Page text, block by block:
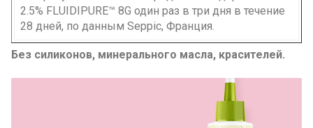
2.5% FLUIDIPURE™ 8G один раз в три дня в течение
28 дней, по данным Seppic, Франция.
Без силиконов, минерального масла, красителей.